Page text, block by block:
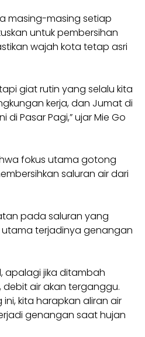
masing-masing setiap
untuk pembersihan
wajah kota tetap asri
giat rutin yang selalu kita
kerja, dan Jumat di
di Pasar Pagi,” ujar Mie Go
fokus utama gotong
saluran air dari
pada saluran yang
terjadinya genangan
apalagi jika ditambah
air akan terganggu.
kita harapkan aliran air
genangan saat hujan